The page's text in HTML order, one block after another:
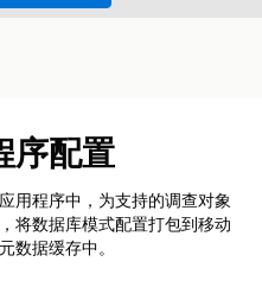
序配置
用程序中，为支持的调查对象
将数据库模式配置打包到移动
数据缓存中。